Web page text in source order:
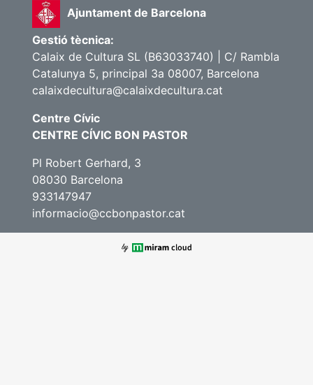
Ajuntament de Barcelona
Gestió tècnica:
Calaix de Cultura SL (B63033740) | C/ Rambla
Catalunya 5, principal 3a 08007, Barcelona
calaixdecultura@calaixdecultura.cat
Centre Cívic
CENTRE CÍVIC BON PASTOR
Pl Robert Gerhard, 3
08030 Barcelona
933147947
informacio@ccbonpastor.cat